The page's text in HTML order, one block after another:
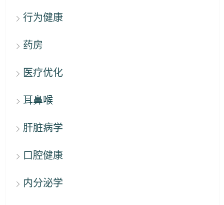
行为健康
药房
医疗优化
耳鼻喉
肝脏病学
口腔健康
内分泌学